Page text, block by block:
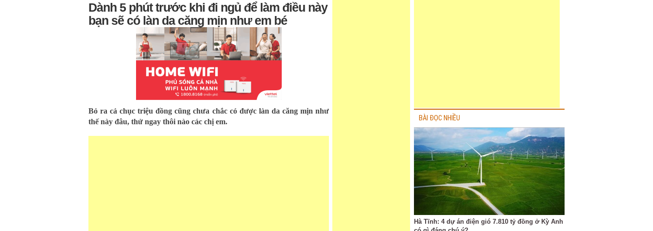
Dành 5 phút trước khi đi ngủ để làm điều này
bạn sẽ có làn da căng mịn như em bé
Bỏ ra cả chục triệu đồng cũng chưa chắc có được làn da căng mịn như
thế này đâu, thử ngay thôi nào các chị em.
BÀI ĐỌC NHIỀU
Hà Tĩnh: 4 dự án điện gió 7.810 tỷ đồng ở Kỳ Anh